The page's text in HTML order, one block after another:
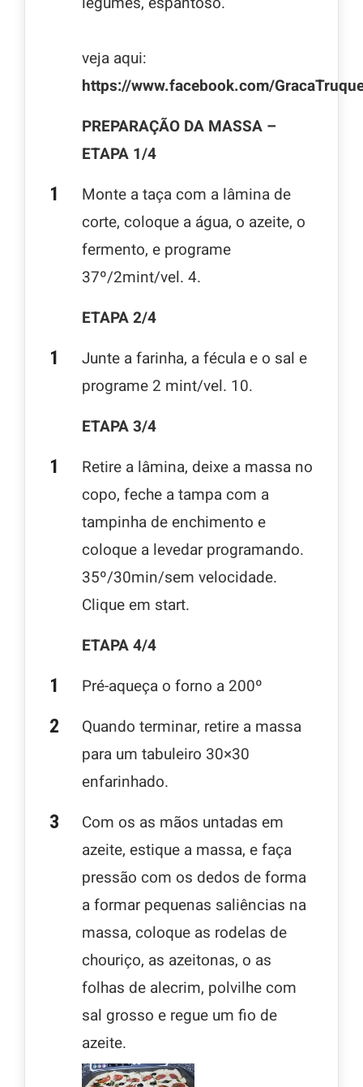
veja aqui:
https://www.facebook.com/
PREPARAÇÃO DA MASSA –
ETAPA 1/4
Monte a taça com a lâmina de
corte, coloque a água, o azeite, o
fermento, e programe
37º/2mint/vel. 4.
ETAPA 2/4
Junte a farinha, a fécula e o sal e
programe 2 mint/vel. 10.
ETAPA 3/4
Retire a lâmina, deixe a massa no
copo, feche a tampa com a
tampinha de enchimento e
coloque a levedar programando.
35º/30min/sem velocidade.
Clique em start.
ETAPA 4/4
Pré-aqueça o forno a 200º
Quando terminar, retire a massa
para um tabuleiro 30×30
enfarinhado.
Com os as mãos untadas em
azeite, estique a massa, e faça
pressão com os dedos de forma
a formar pequenas saliências na
massa, coloque as rodelas de
chouriço, as azeitonas, o as
folhas de alecrim, polvilhe com
sal grosso e regue um fio de
azeite.